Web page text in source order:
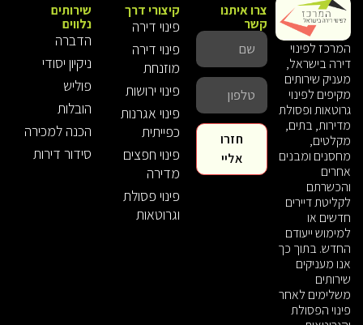
המרכז לפינוי
דירה בישראל,
מעניק שירותים
מקיפים לפינוי
גרוטאות ופסולת
מדירות, בתים,
מקלטים,
מחסנים ומבנים
אחרים
והכשרתם
לקליטת דיירים
חדשים או
למימוש ייעודם
החדש. בתוך כך
אנו מעניקים
שירותים
משלימים לאחר
פינוי הפסולת
קיצורי דרך
פינוי דירה
פינוי דירה
מוזנחת
פינוי ירושות
פינוי אגרנות
כפייתית
פינוי חפצים
מדירה
פינוי פסולת
וגרוטאות
שירותים
נלווים
הדברה
ניקיון יסודי
פוליש
הובלות
הכנה למכירה
סידור דירות
צרו איתנו
קשר
חזרו
אליי